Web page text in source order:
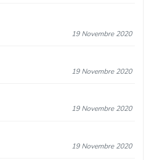
19 Novembre 2020
19 Novembre 2020
19 Novembre 2020
19 Novembre 2020